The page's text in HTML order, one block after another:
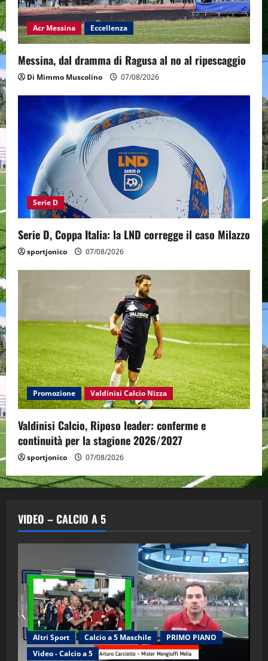
Acr Messina Eccellenza
Messina, dal dramma di Ragusa al no al ripescaggio
Di Mimmo Muscolino 07/08/2026
Serie D
Serie D, Coppa Italia: la LND corregge il caso Milazzo
sportjonico 07/08/2026
Promozione Valdinisi Calcio Nizza
Valdinisi Calcio, Riposo leader: conferme e
continuità per la stagione 2026/2027
sportjonico 07/08/2026
VIDEO – CALCIO A 5
Altri Sport Calcio a 5 Maschile
PRIMO PIANO
Video - Calcio a 5